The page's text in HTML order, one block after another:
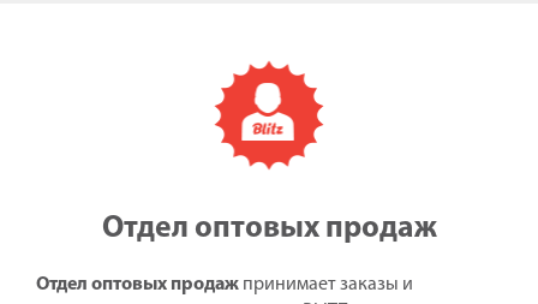
Отдел оптовых продаж
Отдел оптовых продаж принимает заказы и